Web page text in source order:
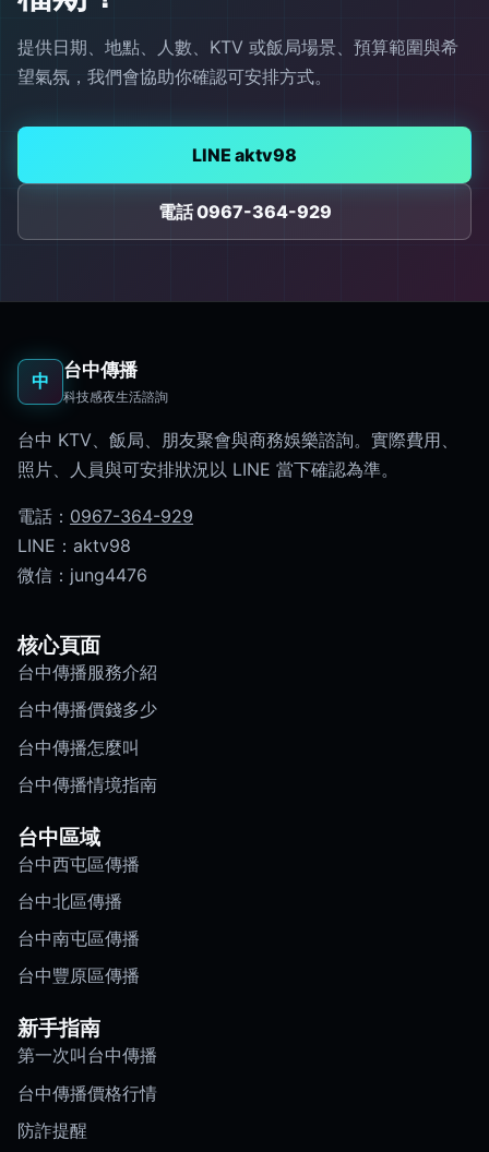
提供日期、地點、人數、KTV 或飯局場景、預算範圍與希
望氣氛，我們會協助你確認可安排方式。
LINE aktv98
電話 0967-364-929
中 台中傳播
科技感夜生活諮詢
台中 KTV、飯局、朋友聚會與商務娛樂諮詢。實際費用、
照片、人員與可安排狀況以 LINE 當下確認為準。
電話： 0967-364-929
LINE：aktv98
微信：jung4476
核心頁面
台中傳播服務介紹
台中傳播價錢多少
台中傳播怎麼叫
台中傳播情境指南
台中區域
台中西屯區傳播
台中北區傳播
台中南屯區傳播
台中豐原區傳播
新手指南
第一次叫台中傳播
台中傳播價格行情
防詐提醒